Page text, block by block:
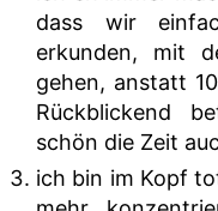
dass wir
erkunden, mit
gehen, anstatt
Rückblickend
schön die Zeit
ich bin im Kopf